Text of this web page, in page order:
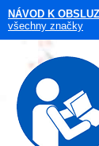
NÁVOD K
všechny značky